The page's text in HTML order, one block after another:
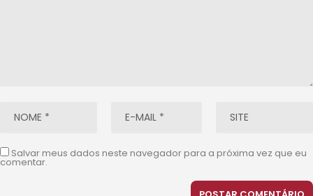
Salvar meus dados neste navegador para a próxima vez que eu
comentar.